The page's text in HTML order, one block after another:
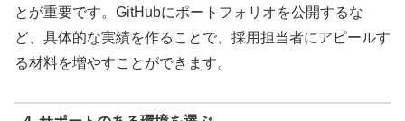
とが重要です。GitHubにポートフォリオを公開するな
ど、具体的な実績を作ることで、採用担当者にアピールす
る材料を増やすことができます。